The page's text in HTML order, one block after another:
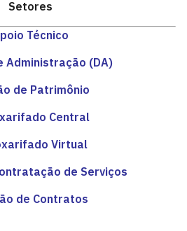
Setores
Técnico
Administração (DA)
de Patrimônio
Central
Virtual
de Serviços
de Contratos